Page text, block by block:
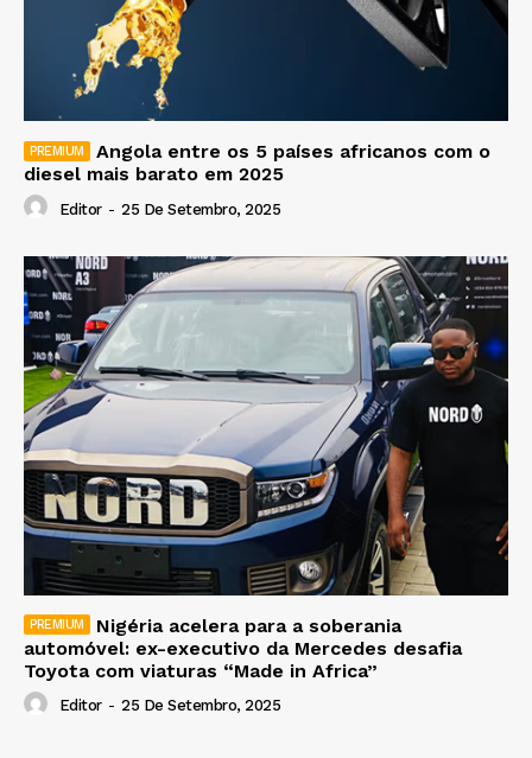
Angola entre os 5 países africanos com o
diesel mais barato em 2025
Editor - 25 De Setembro, 2025
Nigéria acelera para a soberania
automóvel: ex-executivo da Mercedes desafia
Toyota com viaturas “Made in Africa”
Editor - 25 De Setembro, 2025